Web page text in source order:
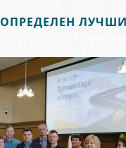
ОПРЕДЕЛЕН